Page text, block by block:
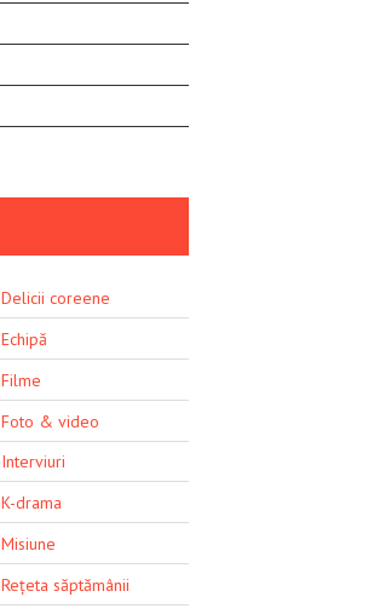
Delicii coreene
Echipă
Filme
Foto & video
Interviuri
K-drama
Misiune
Rețeta săptămânii